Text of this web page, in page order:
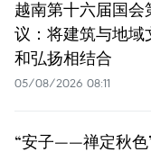
越南第十六届国会
议：将建筑与地域
和弘扬相结合
05/08/2026 08:11
“安子——禅定秋色